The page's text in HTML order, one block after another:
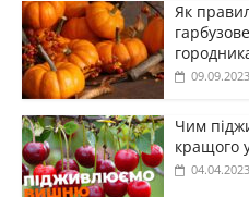
Як
09.09.2023
Чим
кращого
04.04.2023